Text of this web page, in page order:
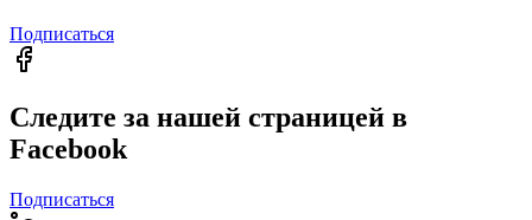
Подписаться
Следите за нашей страницей в
Facebook
Подписаться